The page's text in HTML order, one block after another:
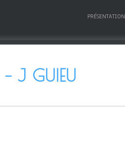
PRÉSENTATION
– J GUIEU